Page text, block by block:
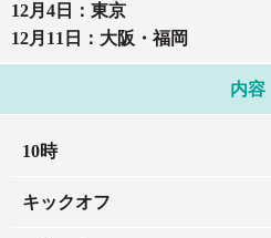
12月4日：東京
12月11日：大阪・福岡
内容
10時
キックオフ